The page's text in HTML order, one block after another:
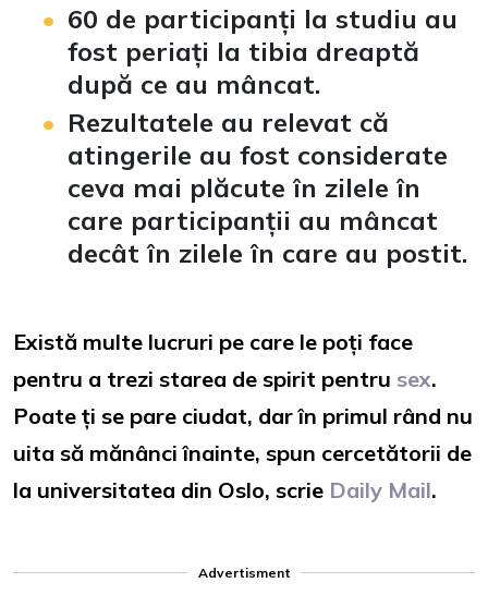
60 de participanți la studiu au
fost periați la tibia dreaptă
după ce au mâncat.
Rezultatele au relevat că
atingerile au fost considerate
ceva mai plăcute în zilele în
care participanții au mâncat
decât în ​​zilele în care au postit.
Există multe lucruri pe care le poți face
pentru a trezi starea de spirit pentru sex.
Poate ți se pare ciudat, dar în primul rând nu
uita să mănânci înainte, spun cercetătorii de
la universitatea din Oslo, scrie Daily Mail.
Advertisment